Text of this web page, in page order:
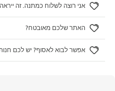
אני רוצה לשלוח כמתנה. זה
האתר שלכם מאובטח?
אפשר לבוא לאסוף? יש לכם